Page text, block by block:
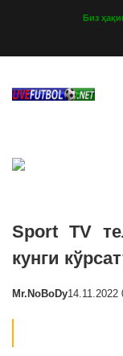
Биз
Sport TV
кунги
Mr.NoBoDy14.11.2022